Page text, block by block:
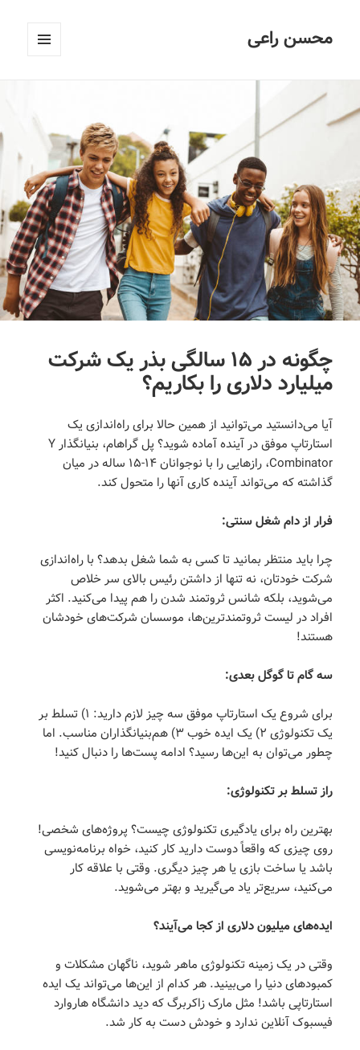
محسن راعی
چگونه در ۱۵ سالگی بذر یک شرکت
میلیارد دلاری را بکاریم؟
آیا می‌دانستید می‌توانید از همین حالا برای راه‌اندازی یک
استارتاپ موفق در آینده آماده شوید؟ پل گراهام، بنیانگذار Y
Combinator، رازهایی را با نوجوانان ۱۴-۱۵ ساله در میان
گذاشته که می‌تواند آینده کاری آنها را متحول کند.
فرار از دام شغل سنتی:
چرا باید منتظر بمانید تا کسی به شما شغل بدهد؟ با راه‌اندازی
شرکت خودتان، نه تنها از داشتن رئیس بالای سر خلاص
می‌شوید، بلکه شانس ثروتمند شدن را هم پیدا می‌کنید. اکثر
افراد در لیست ثروتمندترین‌ها، موسسان شرکت‌های خودشان
هستند!
سه گام تا گوگل بعدی:
برای شروع یک استارتاپ موفق سه چیز لازم دارید: ۱) تسلط بر
یک تکنولوژی ۲) یک ایده خوب ۳) هم‌بنیانگذاران مناسب. اما
چطور می‌توان به این‌ها رسید؟ ادامه پست‌ها را دنبال کنید!
راز تسلط بر تکنولوژی:
بهترین راه برای یادگیری تکنولوژی چیست؟ پروژه‌های شخصی!
روی چیزی که واقعاً دوست دارید کار کنید، خواه برنامه‌نویسی
باشد یا ساخت بازی یا هر چیز دیگری. وقتی با علاقه کار
می‌کنید، سریع‌تر یاد می‌گیرید و بهتر می‌شوید.
ایده‌های میلیون دلاری از کجا می‌آیند؟
وقتی در یک زمینه تکنولوژی ماهر شوید، ناگهان مشکلات و
کمبودهای دنیا را می‌بینید. هر کدام از این‌ها می‌تواند یک ایده
استارتاپی باشد! مثل مارک زاکربرگ که دید دانشگاه هاروارد
فیسبوک آنلاین ندارد و خودش دست به کار شد.